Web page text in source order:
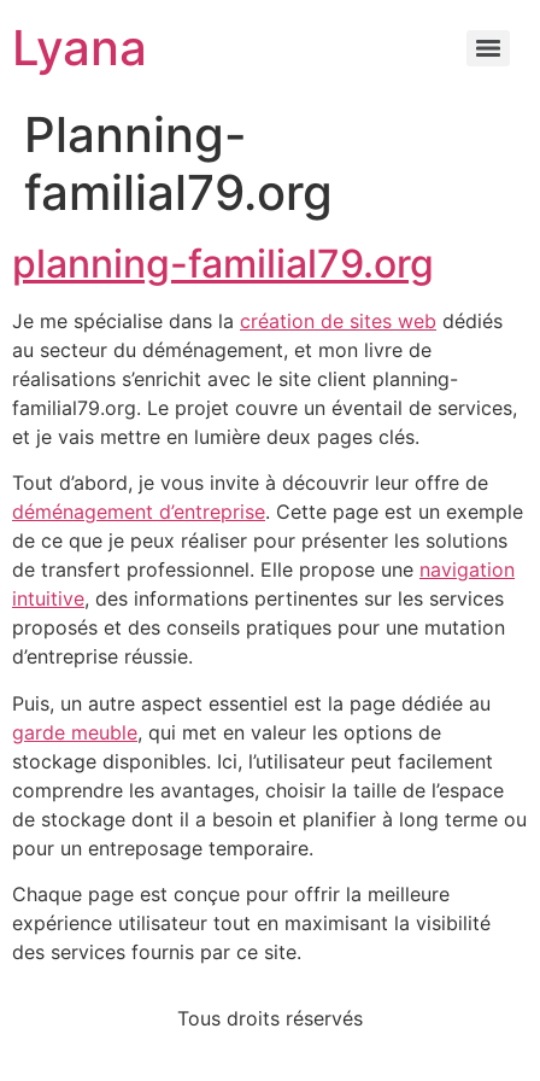
Lyana
Planning-
familial79.org
planning-familial79.org
Je me spécialise dans la création de sites web dédiés
au secteur du déménagement, et mon livre de
réalisations s’enrichit avec le site client planning-
familial79.org. Le projet couvre un éventail de services,
et je vais mettre en lumière deux pages clés.
Tout d’abord, je vous invite à découvrir leur offre de
déménagement d’entreprise. Cette page est un exemple
de ce que je peux réaliser pour présenter les solutions
de transfert professionnel. Elle propose une navigation
intuitive, des informations pertinentes sur les services
proposés et des conseils pratiques pour une mutation
d’entreprise réussie.
Puis, un autre aspect essentiel est la page dédiée au
garde meuble, qui met en valeur les options de
stockage disponibles. Ici, l’utilisateur peut facilement
comprendre les avantages, choisir la taille de l’espace
de stockage dont il a besoin et planifier à long terme ou
pour un entreposage temporaire.
Chaque page est conçue pour offrir la meilleure
expérience utilisateur tout en maximisant la visibilité
des services fournis par ce site.
Tous droits réservés